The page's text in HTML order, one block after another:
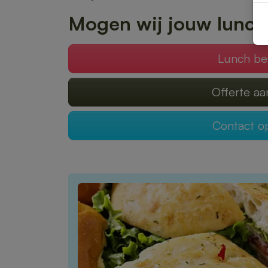
Mogen wij jouw
Lunch
Offerte
Contact